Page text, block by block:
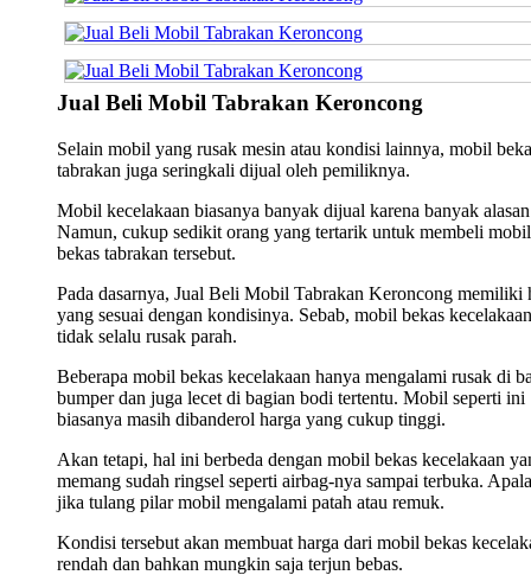
Jual Beli Mobil Tabrakan Keroncong
Selain mobil yang rusak mesin atau kondisi lainnya, mobil
tabrakan juga seringkali dijual oleh pemiliknya.
Mobil kecelakaan biasanya banyak dijual karena banyak
Namun, cukup sedikit orang yang tertarik untuk membeli mobil
bekas tabrakan tersebut.
Pada dasarnya, Jual Beli Mobil Tabrakan Keroncong memiliki
yang sesuai dengan kondisinya. Sebab, mobil bekas kecelakaan
tidak selalu rusak parah.
Beberapa mobil bekas kecelakaan hanya mengalami rusak di
bumper dan juga lecet di bagian bodi tertentu. Mobil seperti ini
biasanya masih dibanderol harga yang cukup tinggi.
Akan tetapi, hal ini berbeda dengan mobil bekas kecelakaan
memang sudah ringsel seperti airbag-nya sampai terbuka.
jika tulang pilar mobil mengalami patah atau remuk.
Kondisi tersebut akan membuat harga dari mobil bekas
rendah dan bahkan mungkin saja terjun bebas.